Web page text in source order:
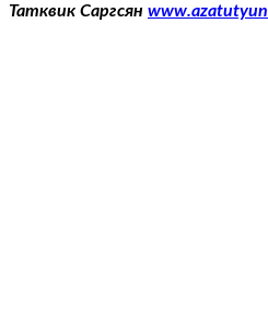
Татквик Саргсян